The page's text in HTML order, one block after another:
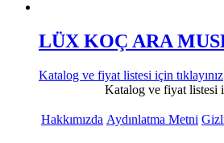
LÜX KOÇ ARA
Katalog ve fiyat listesi için tıklayınız
Katalog ve fiyat listesi
Hakkımızda Aydınlatma Metni